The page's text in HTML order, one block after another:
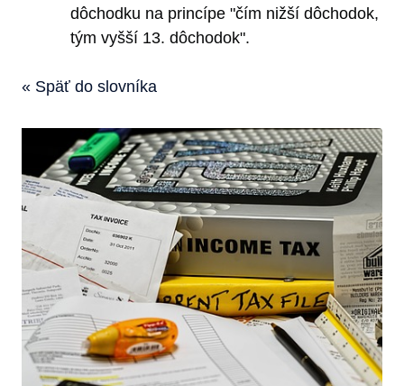
dôchodku na princípe "čím nižší dôchodok,
tým vyšší 13. dôchodok".
« Späť do slovníka